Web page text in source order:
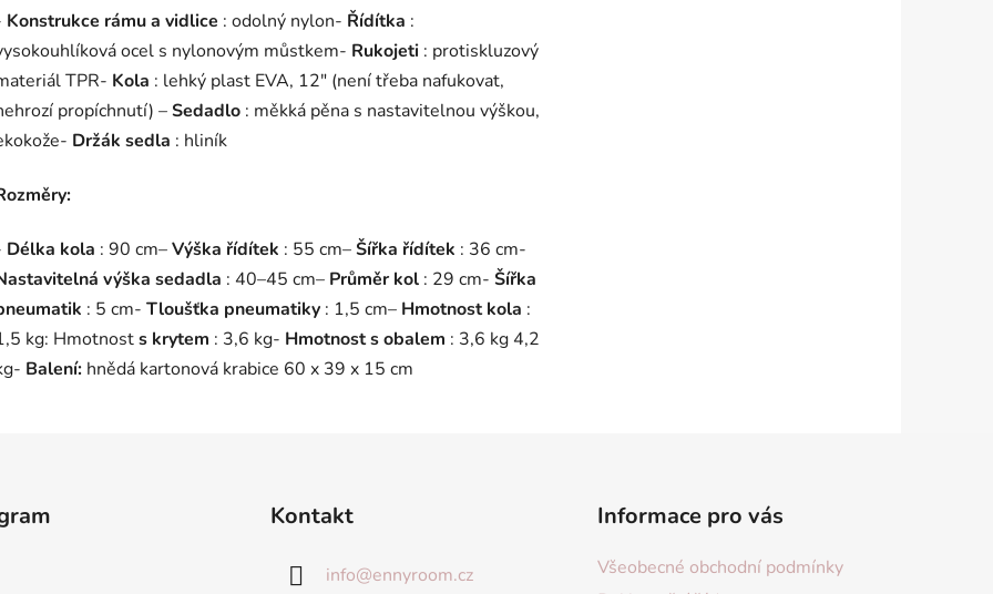
Konstrukce rámu a vidlice : odolný nylon- Řídítka :
ocel s nylonovým můstkem- Rukojeti : protiskluzový
TPR- Kola : lehký plast EVA, 12" (není třeba nafukovat,
propíchnutí) –Sedadlo : měkká pěna s nastavitelnou výškou,
Držák sedla : hliník
Délka kola : 90 cm–Výška řídítek : 55 cm–Šířka řídítek : 36 cm-
výška sedadla : 40–45 cm– Průměr kol : 29 cm- Šířka
: 5 cm- Tloušťka pneumatiky : 1,5 cm– Hmotnost kola :
kg: Hmotnosts krytem : 3,6 kg- Hmotnost s obalem : 3,6 kg 4,2
Balení: hnědá kartonová krabice 60 x 39 x 15 cm
Kontakt
info@ennyroom.cz
Informace pro vás
Všeobecné obchodní podmínky